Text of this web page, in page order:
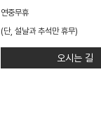
연중무휴
(단, 설날과 추석만 휴무)
오시는 길